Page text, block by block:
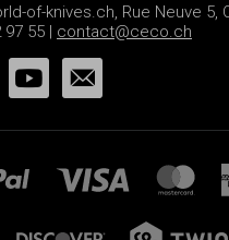
of-knives.ch, Rue Neuve 5,
97 55 | contact@ceco.ch